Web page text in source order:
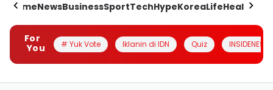
HomeNewsBusinessSportTechHypeKoreaLifeHealth
For
You
# Yuk Vote Iklanin di IDN Quiz INSIDENESIA